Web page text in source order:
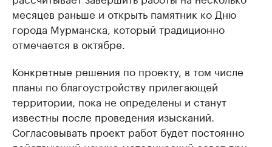
месяцев раньше и открыть памятник ко Дню
города Мурманска, который традиционно
отмечается в октябре.
Конкретные решения по проекту, в том числе
планы по благоустройству прилегающей
территории, пока не определены и станут
известны после проведения изысканий.
Согласовывать проект работ будет постоянно